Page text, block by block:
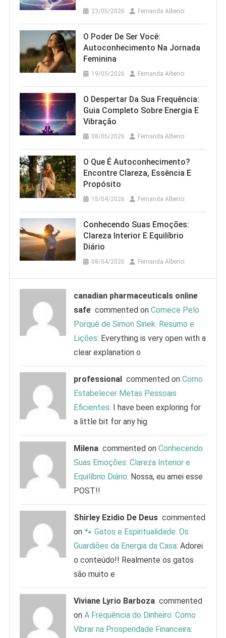
23/05/2026 Fernanda Alberici
O Poder De Ser Você:
Autoconhecimento Na Jornada
Feminina
19/05/2026 Fernanda Alberici
O Despertar Da Sua Frequência:
Guia Completo Sobre Energia E
Vibração
08/05/2026 Fernanda Alberici
O Que É Autoconhecimento?
Encontre Clareza, Essência E
Propósito
15/04/2026 Fernanda Alberici
Conhecendo Suas Emoções:
Clareza Interior E Equilíbrio
Diário
08/04/2026 Fernanda Alberici
canadian pharmaceuticals online
safe commented onComece Pelo
Porquê de Simon Sinek: Resumo e
Lições: Everything is very open with a
clear explanation o
professional commented onComo
Estabelecer Metas Pessoais
Eficientes: I have been exploring for
a little bit for any hig
Milena commented onConhecendo
Suas Emoções: Clareza Interior e
Equilíbrio Diário: Nossa, eu amei esse
POST!!
Shirley Ezidio De Deus commented
on🐾 Gatos e Espiritualidade: Os
Guardiões da Energia da Casa: Adorei
o conteúdo!! Realmente os gatos
são muito e
Viviane Lyrio Barboza commented
onA Frequência do Dinheiro: Como
Vibrar na Prosperidade Financeira: